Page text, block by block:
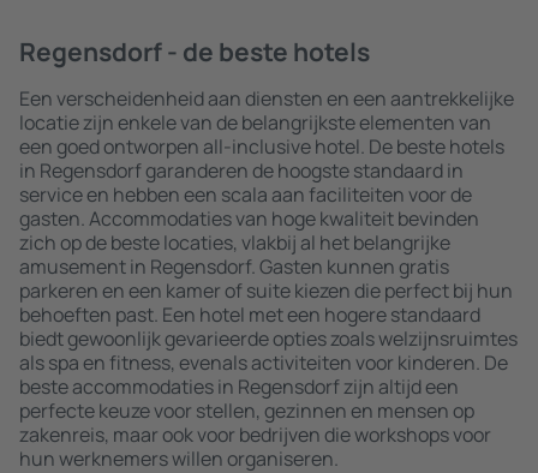
Regensdorf - de beste hotels
Een verscheidenheid aan diensten en een aantrekkelijke
locatie zijn enkele van de belangrijkste elementen van
een goed ontworpen all-inclusive hotel. De beste hotels
in Regensdorf garanderen de hoogste standaard in
service en hebben een scala aan faciliteiten voor de
gasten. Accommodaties van hoge kwaliteit bevinden
zich op de beste locaties, vlakbij al het belangrijke
amusement in Regensdorf. Gasten kunnen gratis
parkeren en een kamer of suite kiezen die perfect bij hun
behoeften past. Een hotel met een hogere standaard
biedt gewoonlijk gevarieerde opties zoals welzijnsruimtes
als spa en fitness, evenals activiteiten voor kinderen. De
beste accommodaties in Regensdorf zijn altijd een
perfecte keuze voor stellen, gezinnen en mensen op
zakenreis, maar ook voor bedrijven die workshops voor
hun werknemers willen organiseren.